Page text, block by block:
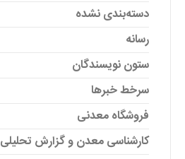
دسته‌بندی نشده
رسانه
ستون نویسندگان
سرخط خبرها
فروشگاه معدنی
کارشناسی معدن و گزارش تحلیلی